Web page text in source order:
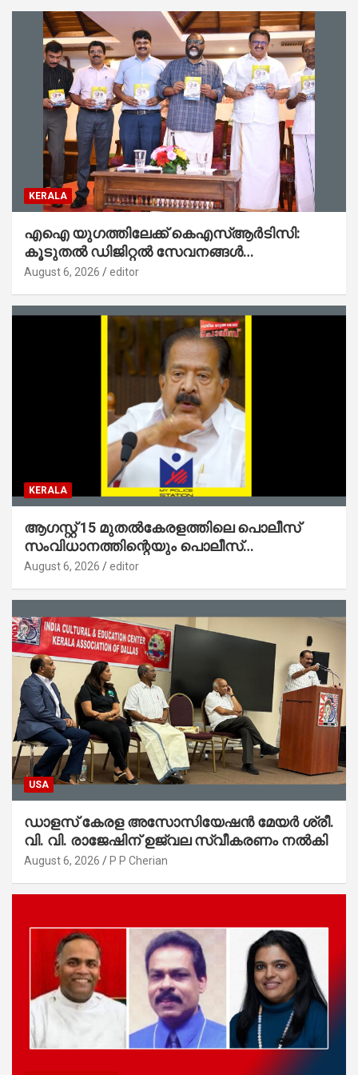
KERALA
എഐ യുഗത്തിലേക്ക് കെഎസ്ആർടിസി:
കൂടുതൽ ഡിജിറ്റൽ സേവനങ്ങൾ
ജനങ്ങളിലേക്കെത്തിക്കും – മന്ത്രി സി പി
August 6, 2026 editor
KERALA
ആഗസ്റ്റ് 15 മുതല്‍കേരളത്തിലെ പൊലീസ്
സംവിധാനത്തിന്റെയും പൊലീസ്
സ്റ്റേഷനുകളുടെയും മുഖഛായ മാറുകയാണ് :
August 6, 2026 editor
USA
ഡാളസ് കേരള അസോസിയേഷൻ മേയർ ശ്രീ.
വി. വി. രാജേഷിന് ഉജ്വല സ്വീകരണം നൽകി
August 6, 2026 P P Cherian